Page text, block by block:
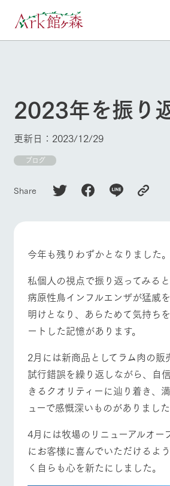
牧場へ行
営業時
間・料金
交通アク
セス
よくいた
だく質問
よく見られている情
今日の牧
本日の営業時間
や牧場の天気、
状況などを毎日
Ark館ヶ森
催している
情報やス
フラワー
ガーデン
花のある美しい
季節の移り変わ
りを存分に味わ
う
動物
れあ
触れて、感
森の雄大
なかで動
れあう
レストラ
牧場の生産品を
知り尽くした料
理人が腕を振
い、ビュッフェ
ショ
物
丹精込め
た生産品を
め、牧場産
Ark館ヶ森について
牧場に行く
ArkFarm Wedding
ブログ
お問い合わせ・資料請求
生産品カタログ・資料DL
English (Google Translate)
ネットショップ
牧場トップ 今日の牧場
動物とふれあう アクティビティ/体験
牧場マップを見る 周遊バス
2023年を振り
更新日：2023/12/29
ブログ
Share
今年も残りわずかとなりました。
私個人の視点で振り返ってみる
病原性鳥インフルエンザが猛威
明けとなり、あらためて気持ち
ートした記憶があります。
2月には新商品としてラム肉の販
試行錯誤を繰り返しながら、自
きるクオリティーに辿り着き、
ューで感慨深いものがありました
4月には牧場のリニューアルオー
にお客様に喜んでいただけるよ
く自らも心を新たにしました。